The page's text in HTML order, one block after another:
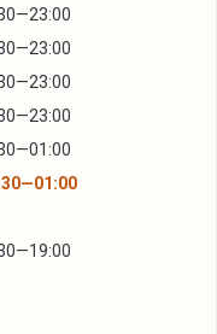
la bonne humeur !
les platines, au grand
d’hier, d avant hier,
celle de demain ! Le
par les mots :
faire sourire.
pour passer des
copains.
dire "tu" !